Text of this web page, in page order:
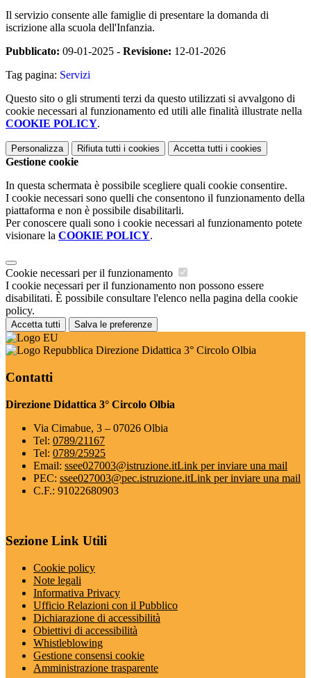
Il servizio consente alle famiglie di presentare la domanda di
iscrizione alla scuola dell'Infanzia.
Pubblicato: 09-01-2025 - Revisione: 12-01-2026
Tag pagina: Servizi
Questo sito o gli strumenti terzi da questo utilizzati si avvalgono di
cookie necessari al funzionamento ed utili alle finalità illustrate nella
COOKIE POLICY.
Personalizza Rifiuta tutti i cookies Accetta tutti i cookies
Gestione cookie
In questa schermata è possibile scegliere quali cookie consentire.
I cookie necessari sono quelli che consentono il funzionamento della
piattaforma e non è possibile disabilitarli.
Per conoscere quali sono i cookie necessari al funzionamento potete
visionare la COOKIE POLICY.
Cookie necessari per il funzionamento
I cookie necessari per il funzionamento non possono essere
disabilitati. È possibile consultare l'elenco nella pagina della cookie
policy.
Accetta tutti Salva le preferenze
Direzione Didattica 3° Circolo Olbia
Contatti
Direzione Didattica 3° Circolo Olbia
Via Cimabue, 3 – 07026 Olbia
Tel: 0789/21167
Tel: 0789/25925
Email: ssee027003@istruzione.itLink per inviare una mail
PEC: ssee027003@pec.istruzione.itLink per inviare una mail
C.F.: 91022680903
Sezione Link Utili
Cookie policy
Note legali
Informativa Privacy
Ufficio Relazioni con il Pubblico
Dichiarazione di accessibilità
Obiettivi di accessibilità
Whistleblowing
Gestione consensi cookie
Amministrazione trasparente